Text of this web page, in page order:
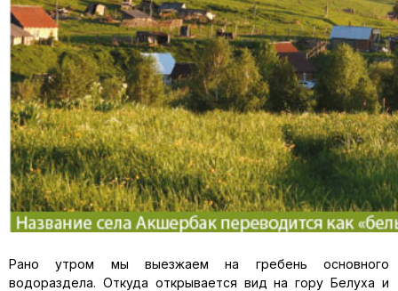
Рано утром мы выезжаем на гребень основного
водораздела. Откуда открывается вид на гору Белуха и